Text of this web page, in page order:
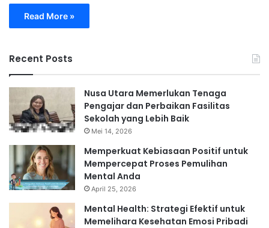
Read More »
Recent Posts
Nusa Utara Memerlukan Tenaga
Pengajar dan Perbaikan Fasilitas
Sekolah yang Lebih Baik
Mei 14, 2026
Memperkuat Kebiasaan Positif untuk
Mempercepat Proses Pemulihan
Mental Anda
April 25, 2026
Mental Health: Strategi Efektif untuk
Memelihara Kesehatan Emosi Pribadi